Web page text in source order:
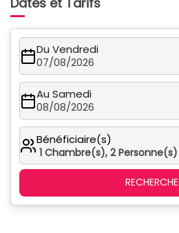
Du Vendredi
07/08/2026
Au Samedi
08/08/2026
Bénéficiaire(s)
1 Chambre(s), 2Personne(s)